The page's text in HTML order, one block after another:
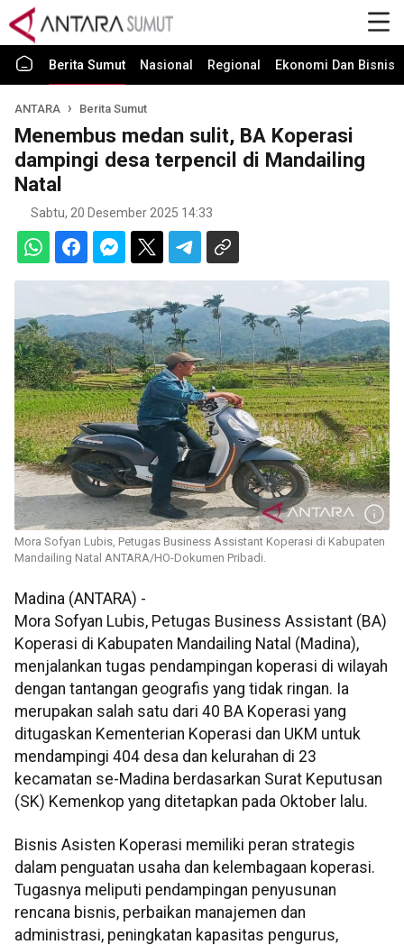
Berita Sumut Nasional Regional Ekonomi Dan Bisnis
ANTARA Berita Sumut
Menembus medan sulit, BA Koperasi
dampingi desa terpencil di Mandailing
Natal
Sabtu, 20 Desember 2025 14:33
Mora Sofyan Lubis, Petugas Business Assistant Koperasi di Kabupaten
Mandailing Natal ANTARA/HO-Dokumen Pribadi.
Madina (ANTARA) -
Mora Sofyan Lubis, Petugas Business Assistant (BA)
Koperasi di Kabupaten Mandailing Natal (Madina),
menjalankan tugas pendampingan koperasi di wilayah
dengan tantangan geografis yang tidak ringan. Ia
merupakan salah satu dari 40 BA Koperasi yang
ditugaskan Kementerian Koperasi dan UKM untuk
mendampingi 404 desa dan kelurahan di 23
kecamatan se-Madina berdasarkan Surat Keputusan
(SK) Kemenkop yang ditetapkan pada Oktober lalu.
Bisnis Asisten Koperasi memiliki peran strategis
dalam penguatan usaha dan kelembagaan koperasi.
Tugasnya meliputi pendampingan penyusunan
rencana bisnis, perbaikan manajemen dan
administrasi, peningkatan kapasitas pengurus,